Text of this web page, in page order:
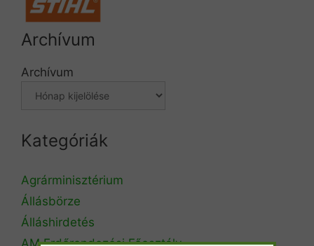
Archívum
Archívum
Kategóriák
Agrárminisztérium
Állásbörze
Álláshirdetés
AM Erdőrendezési Főosztály